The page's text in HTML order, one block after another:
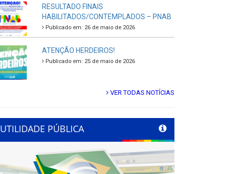
RESULTADO FINAIS
HABILITADOS/CONTEMPLADOS – PNAB
Publicado em: 26 de maio de 2026
ATENÇÃO HERDEIROS!
Publicado em: 25 de maio de 2026
VER TODAS NOTÍCIAS
UTILIDADE PÚBLICA